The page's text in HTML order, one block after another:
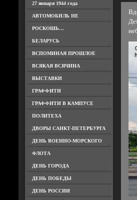
27 января 1944 года
АВТОМОБИЛЬ НЕ
РОСКОШЬ…
БЕЛАРУСЬ
ВСПОМИНАЯ ПРОШЛОЕ
ВСЯКАЯ ВСЯЧИНА
ВЫСТАВКИ
ГРАФФИТИ
ГРАФФИТИ В КАМПУСЕ
ПОЛИТЕХА
ДВОРЫ САНКТ-ПЕТЕРБУРГА
ДЕНЬ ВОЕННО-МОРСКОГО
ФЛОТА
ДЕНЬ ГОРОДА
ДЕНЬ ПОБЕДЫ
ДЕНЬ РОССИИ